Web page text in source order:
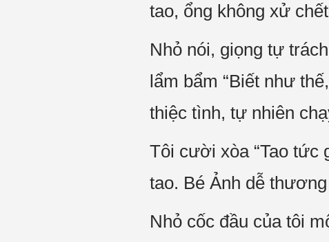
tao, ổng không xử
Nhỏ nói, giọng tự
lẩm bẩm “Biết như
thiệc tình, tự nhiên
Tôi cười xòa “Tao tức
tao. Bé Ảnh dễ
Nhỏ cốc đầu của tôi